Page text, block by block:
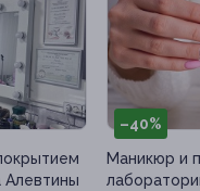
Алевтины
–40%
Маникюр и